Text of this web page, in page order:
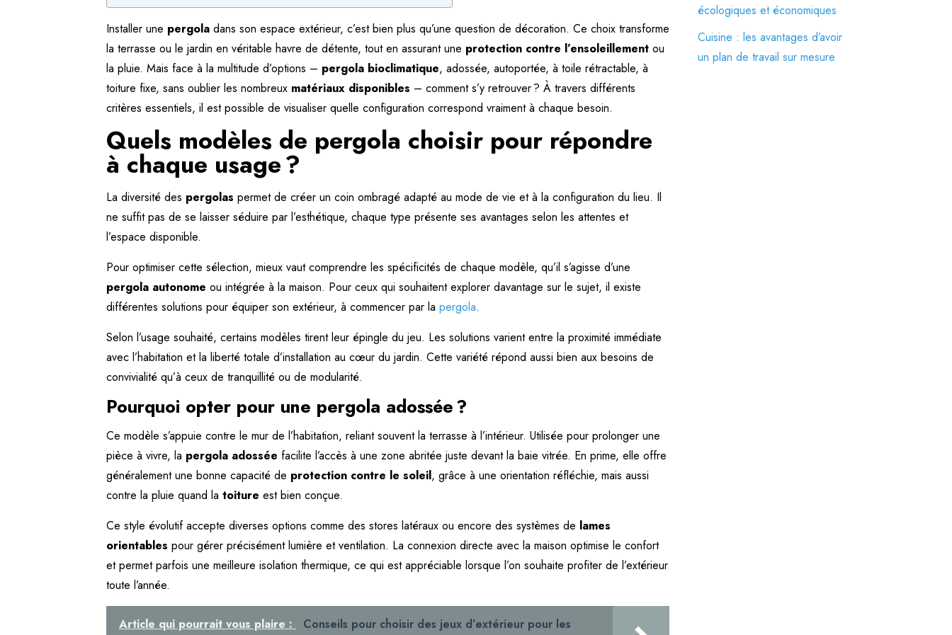
Installer une pergola dans son espace extérieur, c’est bien plus qu’une question de décoration. Ce choix transforme
la terrasse ou le jardin en véritable havre de détente, tout en assurant une protection contre l’ensoleillement ou
la pluie. Mais face à la multitude d’options – pergola bioclimatique, adossée, autoportée, à toile rétractable, à
toiture fixe, sans oublier les nombreux matériaux disponibles – comment s’y retrouver ? À travers différents
critères essentiels, il est possible de visualiser quelle configuration correspond vraiment à chaque besoin.
Quels modèles de pergola choisir pour répondre
à chaque usage ?
La diversité des pergolas permet de créer un coin ombragé adapté au mode de vie et à la configuration du lieu. Il
ne suffit pas de se laisser séduire par l’esthétique, chaque type présente ses avantages selon les attentes et
l’espace disponible.
Pour optimiser cette sélection, mieux vaut comprendre les spécificités de chaque modèle, qu’il s’agisse d’une
pergola autonome ou intégrée à la maison. Pour ceux qui souhaitent explorer davantage sur le sujet, il existe
différentes solutions pour équiper son extérieur, à commencer par lapergola.
Selon l’usage souhaité, certains modèles tirent leur épingle du jeu. Les solutions varient entre la proximité immédiate
avec l’habitation et la liberté totale d’installation au cœur du jardin. Cette variété répond aussi bien aux besoins de
convivialité qu’à ceux de tranquillité ou de modularité.
Pourquoi opter pour une pergola adossée ?
Ce modèle s’appuie contre le mur de l’habitation, reliant souvent la terrasse à l’intérieur. Utilisée pour prolonger une
pièce à vivre, la pergola adossée facilite l’accès à une zone abritée juste devant la baie vitrée. En prime, elle offre
généralement une bonne capacité de protection contre le soleil, grâce à une orientation réfléchie, mais aussi
contre la pluie quand latoiture est bien conçue.
Ce style évolutif accepte diverses options comme des stores latéraux ou encore des systèmes de lames
orientables pour gérer précisément lumière et ventilation. La connexion directe avec la maison optimise le confort
et permet parfois une meilleure isolation thermique, ce qui est appréciable lorsque l’on souhaite profiter de l’extérieur
toute l’année.
Article qui pourrait vous plaire :
Conseils pour choisir des jeux d’extérieur pour les
écologiques et économiques
Cuisine : les avantages d’avoir
un plan de travail sur mesure